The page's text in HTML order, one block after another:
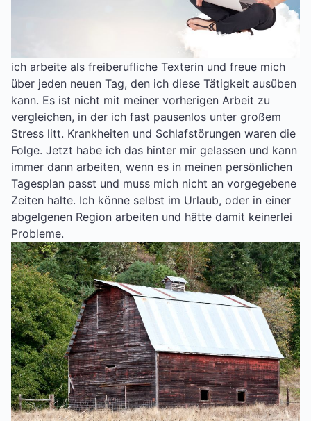
ich arbeite als freiberufliche Texterin und freue mich
über jeden neuen Tag, den ich diese Tätigkeit ausüben
kann. Es ist nicht mit meiner vorherigen Arbeit zu
vergleichen, in der ich fast pausenlos unter großem
Stress litt. Krankheiten und Schlafstörungen waren die
Folge. Jetzt habe ich das hinter mir gelassen und kann
immer dann arbeiten, wenn es in meinen persönlichen
Tagesplan passt und muss mich nicht an vorgegebene
Zeiten halte. Ich könne selbst im Urlaub, oder in einer
abgelgenen Region arbeiten und hätte damit keinerlei
Probleme.